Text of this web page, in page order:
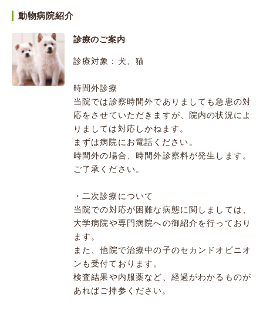
動物病院紹介
診療のご案内
診療対象：犬、猫
時間外診療
当院では診察時間外でありましても急患の対
応をさせていただきますが、院内の状況によ
りましては対応しかねます。
まずは病院にお電話ください。
時間外の場合、時間外診察料が発生します。
ご了承ください。
・二次診療について
当院での対応が困難な病態に関しましては、
大学病院や専門病院への御紹介を行っており
ます。
また、他院で治療中の子のセカンドオピニオ
ンも受付ております。
検査結果や内服薬など、経過がわかるものが
あればご持参ください。